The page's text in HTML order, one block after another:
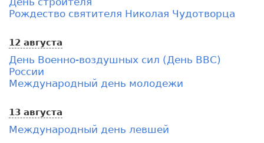
Рождество святителя Николая Чудотворца
12 августа
День Военно-воздушных сил (День ВВС)
России
Международный день молодежи
13 августа
Международный день левшей